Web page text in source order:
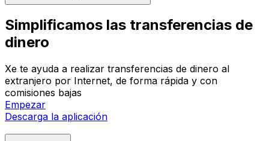
Simplificamos las transferencias de
dinero
Xe te ayuda a realizar transferencias de dinero al
extranjero por Internet, de forma rápida y con
comisiones bajas
Empezar
Descarga la aplicación